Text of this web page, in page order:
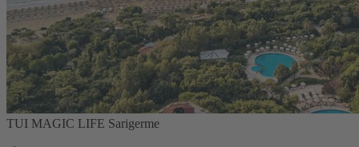
TUI MAGIC LIFE Sarigerme